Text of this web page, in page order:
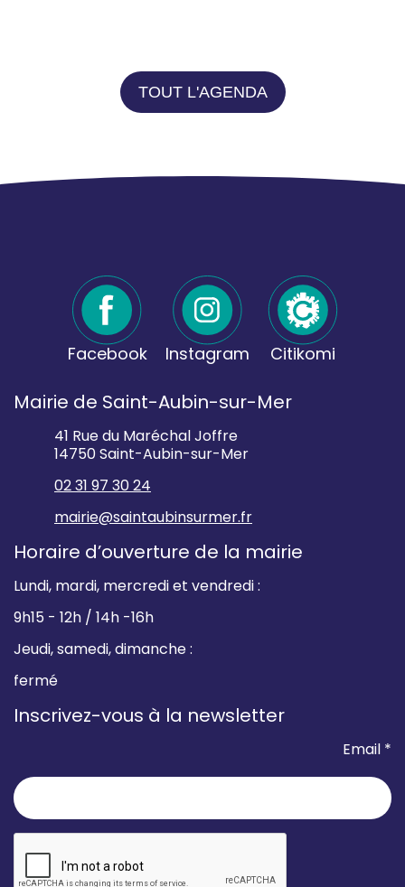
TOUT L'AGENDA
Facebook Instagram Citikomi
Mairie de Saint-Aubin-sur-Mer
41 Rue du Maréchal Joffre
14750 Saint-Aubin-sur-Mer
02 31 97 30 24
mairie@saintaubinsurmer.fr
Horaire d’ouverture de la mairie
Lundi, mardi, mercredi et vendredi :
9h15 - 12h / 14h -16h
Jeudi, samedi, dimanche :
fermé
Inscrivez-vous à la newsletter
Email *